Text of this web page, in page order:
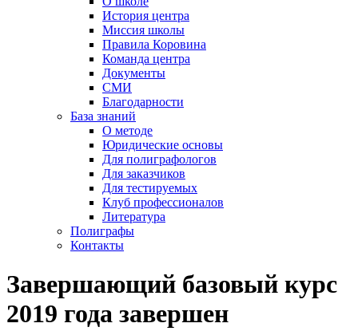
История центра
Миссия школы
Правила Коровина
Команда центра
Документы
СМИ
Благодарности
База знаний
О методе
Юридические основы
Для полиграфологов
Для заказчиков
Для тестируемых
Клуб профессионалов
Литература
Полиграфы
Контакты
Завершающий базовый курс
2019 года завершен